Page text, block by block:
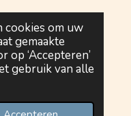
cookies om uw
gemaakte
‘Accepteren’
gebruik van alle